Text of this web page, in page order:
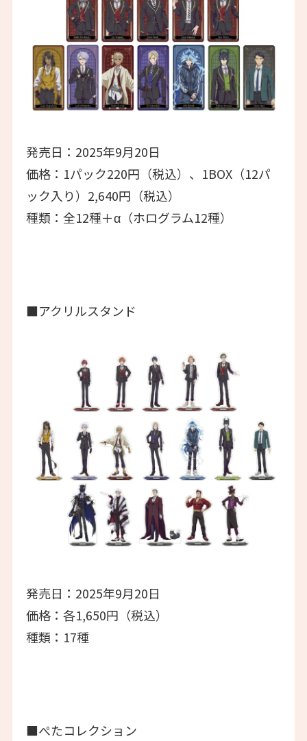
発売日：2025年9月20日
価格：1パック220円（税込）、1BOX（12パ
ック入り）2,640円（税込）
種類：全12種＋α（ホログラム12種）
■アクリルスタンド
発売日：2025年9月20日
価格：各1,650円（税込）
種類：17種
■ぺたコレクション